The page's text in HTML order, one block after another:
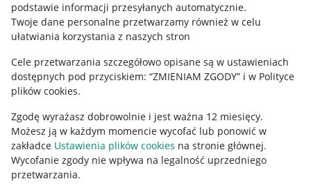
podstawie informacji przesyłanych automatycznie.
Twoje dane personalne przetwarzamy również w celu
ułatwiania korzystania z naszych stron
Cele przetwarzania szczegółowo opisane są w ustawieniach
dostępnych pod przyciskiem: “ZMIENIAM ZGODY” i w Polityce
plików cookies.
Zgodę wyrażasz dobrowolnie i jest ważna 12 miesięcy.
Możesz ją w każdym momencie wycofać lub ponowić w
zakładce Ustawienia plików cookies na stronie głównej.
Wycofanie zgody nie wpływa na legalność uprzedniego
przetwarzania.
Polityka plików "cookies"
Ustawienia plików "cookies"
Udostępnianie lokalizacji
Informacje dla Aktu o Usługach Cyfrowych
Pobierz aplikację